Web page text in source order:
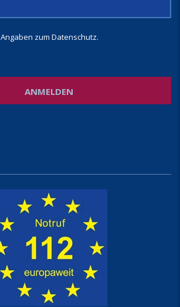
zum Datenschutz.